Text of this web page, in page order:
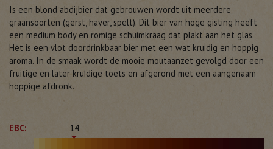
Is een blond abdijbier dat gebrouwen wordt uit meerdere
graansoorten (gerst, haver, spelt). Dit bier van hoge gisting heeft
een medium body en romige schuimkraag dat plakt aan het glas.
Het is een vlot doordrinkbaar bier met een wat kruidig en hoppig
aroma. In de smaak wordt de mooie moutaanzet gevolgd door een
fruitige en later kruidige toets en afgerond met een aangenaam
hoppige afdronk.
EBC: 14